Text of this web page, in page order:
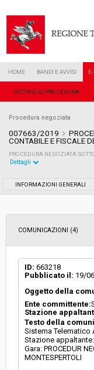
HOME BANDI E AVVISI
DETTAGLIO PROCEDURA
Procedura negoziata
007663/2019
CONTABILE E FISCALE
PROCEDURA NEGOZIATA
Data pubblicazione:
Svolgimento:
Responsabile attuale:
Dettagli
INFORMAZIONI GENERALI
COMUNICAZIONI (4)
ID: 663218
Pubblicato il: 19/
Oggetto della
Ente committente:
Stazione
Testo della
Sistema Telematico
Stazione appaltante:
Gara: PROCEDUR
MONTESPERTOLI